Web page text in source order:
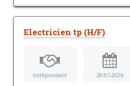
Electricien tp (H/F)
Indépendant 20-07-2026